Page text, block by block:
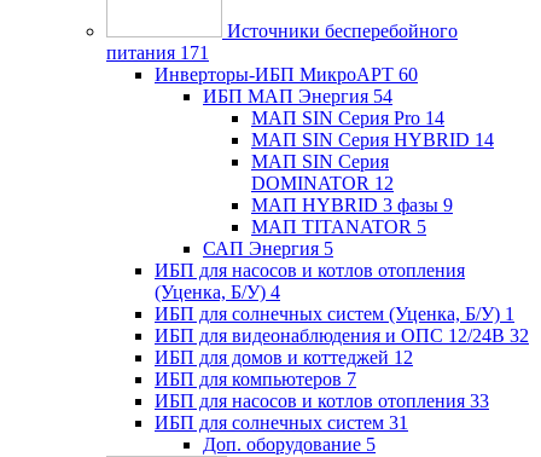
Источники бесперебойного
питания 171
Инверторы-ИБП МикроАРТ 60
ИБП МАП Энергия 54
МАП SIN Серия Pro 14
МАП SIN Серия HYBRID 14
МАП SIN Серия
DOMINATOR 12
МАП HYBRID 3 фазы 9
МАП TITANATOR 5
САП Энергия 5
ИБП для насосов и котлов отопления
(Уценка, Б/У) 4
ИБП для солнечных систем (Уценка, Б/У) 1
ИБП для видеонаблюдения и ОПС 12/24В 32
ИБП для домов и коттеджей 12
ИБП для компьютеров 7
ИБП для насосов и котлов отопления 33
ИБП для солнечных систем 31
Доп. оборудование 5